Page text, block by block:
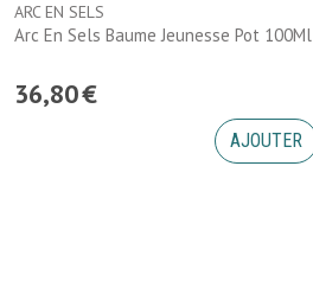
ARC EN SELS
Arc En Sels Baume Jeunesse Pot 100Ml
36,80€
AJOUTER